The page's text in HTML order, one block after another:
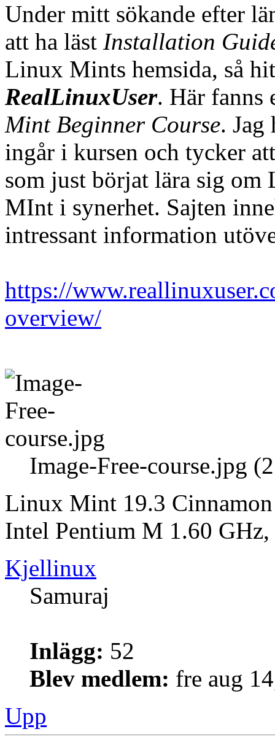
Under mitt sökande efter
att ha läst Installation
Linux Mints hemsida, så
RealLinuxUser. Här fanns
Mint Beginner Course. Jag
ingår i kursen och tycker
som just börjat lära sig
MInt i synerhet. Sajten
intressant information
https://
overview/
Image-Free-course.jpg
Linux Mint 19.3
Intel Pentium M 1.60
Kjellinux
Samuraj
Inlägg: 52
Blev medlem: fre aug
Upp